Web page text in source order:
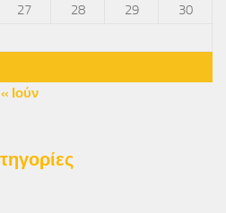
27 28 29
30
« Ιούν